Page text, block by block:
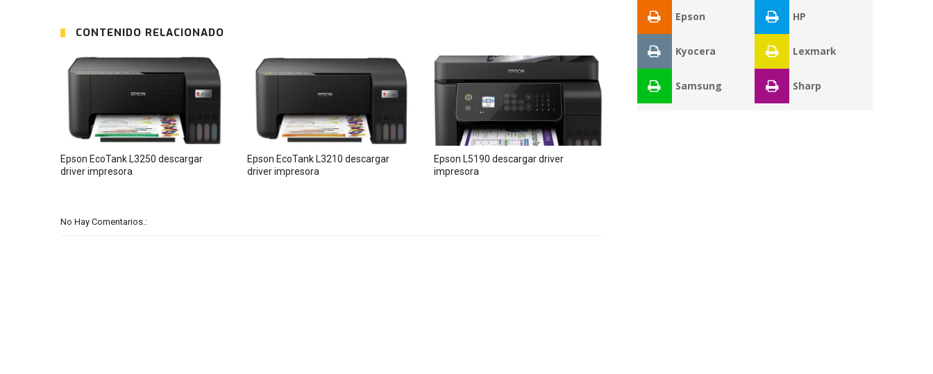
CONTENIDO RELACIONADO
Epson EcoTank L3250 descargar
driver impresora
Epson EcoTank L3210 descargar
driver impresora
Epson L5190 descargar driver
impresora
No Hay Comentarios.:
Epson HP
Kyocera Lexmark
Samsung Sharp